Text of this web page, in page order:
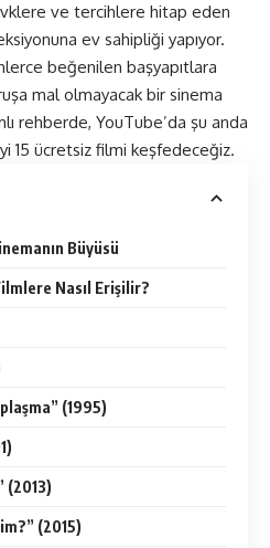
ve tercihlere hitap eden
ev sahipliği yapıyor.
beğenilen başyapıtlara
mal olmayacak bir sinema
rehberde, YouTube’da şu anda
15 ücretsiz filmi keşfedeceğiz.
Büyüsü
Nasıl Erişilir?
(1995)
(2013)
(2015)